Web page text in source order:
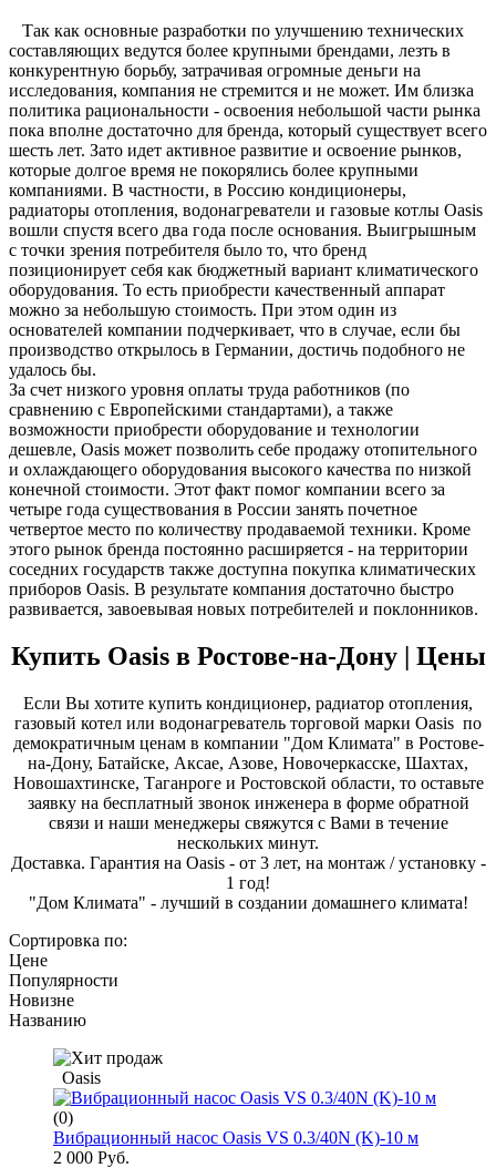
Так как основные разработки по улучшению технических
составляющих ведутся более крупными брендами, лезть в
конкурентную борьбу, затрачивая огромные деньги на
исследования, компания не стремится и не может. Им близка
политика рациональности - освоения небольшой части рынка
пока вполне достаточно для бренда, который существует всего
шесть лет. Зато идет активное развитие и освоение рынков,
которые долгое время не покорялись более крупными
компаниями. В частности, в Россию кондиционеры,
радиаторы отопления, водонагреватели и газовые котлы Oasis
вошли спустя всего два года после основания. Выигрышным
с точки зрения потребителя было то, что бренд
позиционирует себя как бюджетный вариант климатического
оборудования. То есть приобрести качественный аппарат
можно за небольшую стоимость. При этом один из
основателей компании подчеркивает, что в случае, если бы
производство открылось в Германии, достичь подобного не
удалось бы.
За счет низкого уровня оплаты труда работников (по
сравнению с Европейскими стандартами), а также
возможности приобрести оборудование и технологии
дешевле, Oasis может позволить себе продажу отопительного
и охлаждающего оборудования высокого качества по низкой
конечной стоимости. Этот факт помог компании всего за
четыре года существования в России занять почетное
четвертое место по количеству продаваемой техники. Кроме
этого рынок бренда постоянно расширяется - на территории
соседних государств также доступна покупка климатических
приборов Oasis. В результате компания достаточно быстро
развивается, завоевывая новых потребителей и поклонников.
Купить Oasisв Ростове-на-Дону | Цены
Если Вы хотите купить кондиционер, радиатор отопления,
газовый котел или водонагреватель торговой марки Oasis по
демократичным ценам в компании "Дом Климата" в Ростове-
на-Дону, Батайске, Аксае, Азове, Новочеркасске, Шахтах,
Новошахтинске, Таганроге и Ростовской области, то оставьте
заявку на бесплатный звонок инженера в форме обратной
связи и наши менеджеры свяжутся с Вами в течение
нескольких минут.
Доставка. Гарантия на Oasis- от 3 лет, на монтаж / установку -
1 год!
"Дом Климата" - лучший в создании домашнего климата!
Сортировка по:
Цене
Популярности
Новизне
Названию
Oasis
(0)
Вибрационный насос Oasis VS 0.3/40N (K)-10 м
2 000 Руб.